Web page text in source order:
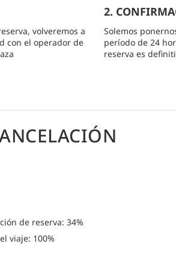
volveremos a
con el operador de
2.
Solemos
período de 24
reserva es
de reserva: 34%
viaje: 100%